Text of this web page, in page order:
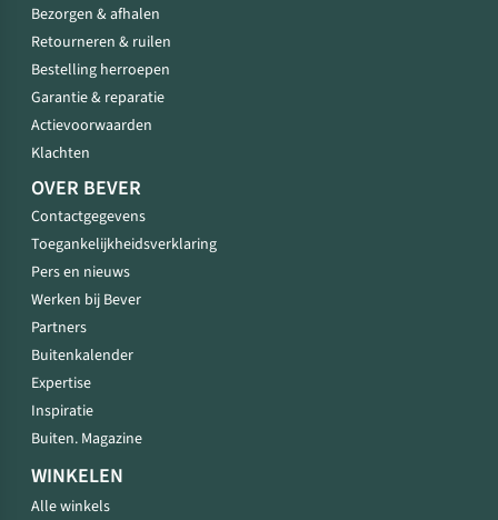
Bezorgen & afhalen
Retourneren & ruilen
Bestelling herroepen
Garantie & reparatie
Actievoorwaarden
Klachten
OVER BEVER
Contactgegevens
Toegankelijkheidsverklaring
Pers en nieuws
Werken bij Bever
Partners
Buitenkalender
Expertise
Inspiratie
Buiten. Magazine
WINKELEN
Alle winkels